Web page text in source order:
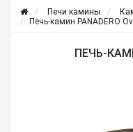
Печи камины
Печь-камин PANADERO
ПЕЧЬ-